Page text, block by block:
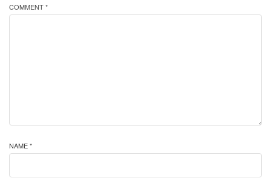
COMMENT *
NAME *